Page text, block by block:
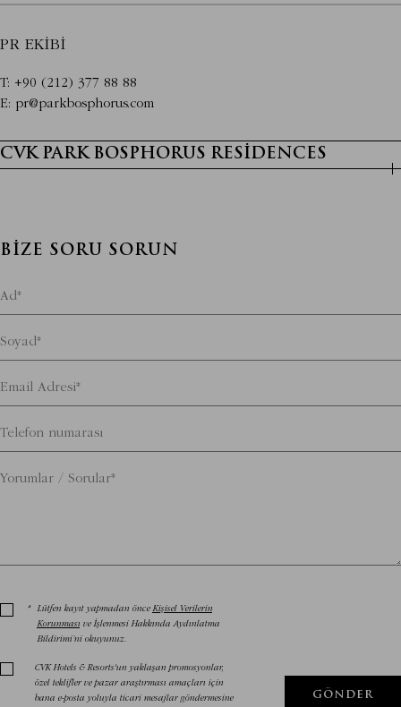
PR EKIBI
T: +90 (212) 377 88 88
E: ​​ pr@parkbosphorus.com
CVK PARK BOSPHORUS RESIDENCES
BIZE SORU SORUN
* Lütfen kayıt yapmadan önce Kişisel Verilerin
Korunması ve İşlenmesi Hakkında Aydınlatma
Bildirimi’ni okuyunuz.
CVK Hotels & Resorts'un yaklaşan promosyonlar,
özel teklifler ve pazar araştırması amaçları için
bana e-posta yoluyla ticari mesajlar göndermesine
GÖNDER